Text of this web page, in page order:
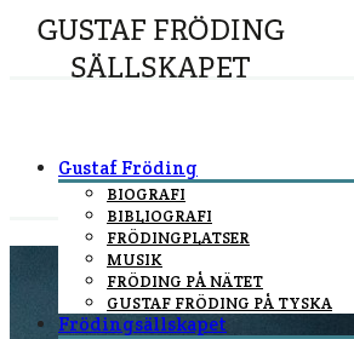
Gustaf Fröding
BIOGRAFI
BIBLIOGRAFI
FRÖDINGPLATSER
MUSIK
FRÖDING PÅ NÄTET
GUSTAF FRÖDING PÅ TYSKA
Frödingsällskapet